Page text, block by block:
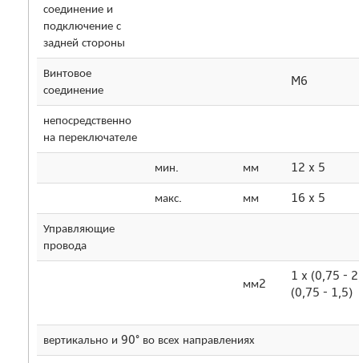
соединение и
подключение с
задней стороны
Винтовое
соединение
M6
непосредственно
на переключателе
мин. мм 12 x 5
макс. мм 16 x 5
Управляющие
провода
мм2
1 x (0,75 -
(0,75 - 1,5)
вертикально и 90° во всех направлениях